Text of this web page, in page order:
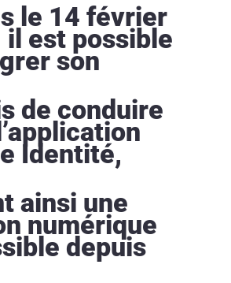
le 14 février
il est possible
son
de conduire
Identité,
ainsi une
numérique
depuis